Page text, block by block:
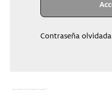
Contraseña olvidada